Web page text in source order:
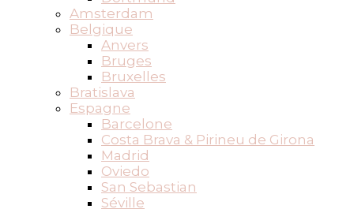
Amsterdam
Belgique
Anvers
Bruges
Bruxelles
Bratislava
Espagne
Barcelone
Costa Brava & Pirineu de Girona
Madrid
Oviedo
San Sebastian
Séville